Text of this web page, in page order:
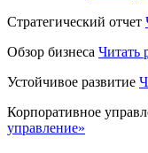
Стратегический отчет
Обзор бизнеса Читать
Устойчивое развитие
Корпоративное
управление»